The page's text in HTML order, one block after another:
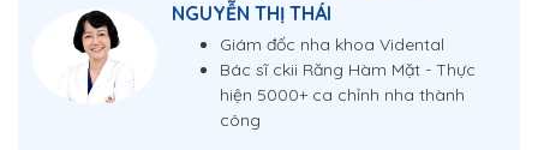
NGUYỄN THỊ THÁI
Giám đốc nha khoa Vidental
Bác sĩ ckii Răng Hàm Mặt - Thực
hiện 5000+ ca chỉnh nha thành
công